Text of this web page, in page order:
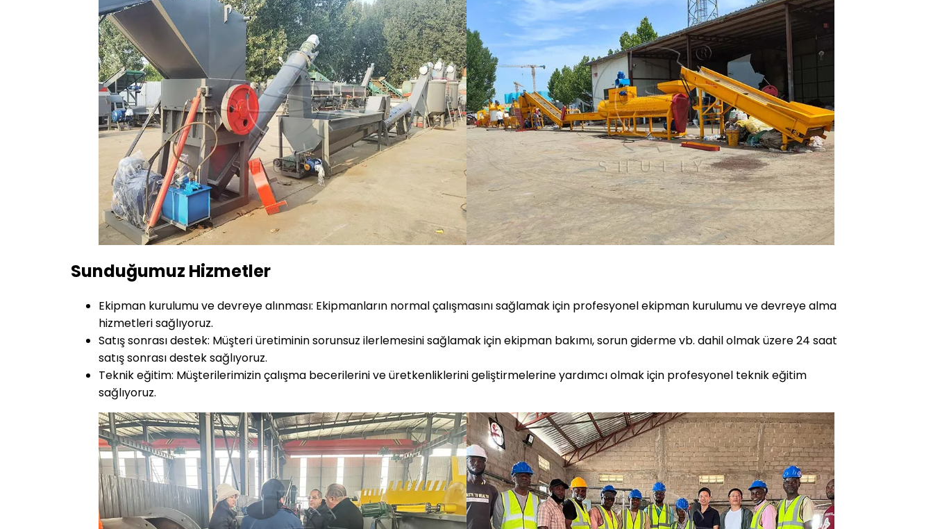
Sunduğumuz Hizmetler
Ekipman kurulumu ve devreye alınması: Ekipmanların normal çalışmasını sağlamak için profesyonel ekipman kurulumu ve devreye alma
hizmetleri sağlıyoruz.
Satış sonrası destek: Müşteri üretiminin sorunsuz ilerlemesini sağlamak için ekipman bakımı, sorun giderme vb. dahil olmak üzere 24 saat
satış sonrası destek sağlıyoruz.
Teknik eğitim: Müşterilerimizin çalışma becerilerini ve üretkenliklerini geliştirmelerine yardımcı olmak için profesyonel teknik eğitim
sağlıyoruz.